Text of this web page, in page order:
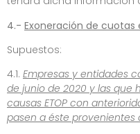
4.- Exoneración de cuotas
Supuestos:
4.1. Empresas y entidades
de junio de 2020 y las que
causas ETOP con
pasen a éste provenientes